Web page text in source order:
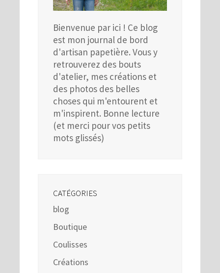
Bienvenue par ici ! Ce blog
est mon journal de bord
d'artisan papetière. Vous y
retrouverez des bouts
d'atelier, mes créations et
des photos des belles
choses qui m'entourent et
m'inspirent. Bonne lecture
(et merci pour vos petits
mots glissés)
CATÉGORIES
blog
Boutique
Coulisses
Créations